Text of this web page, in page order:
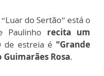
do Sertão” está o
Paulinho recita um
de estreia é "Grande
Guimarães Rosa.